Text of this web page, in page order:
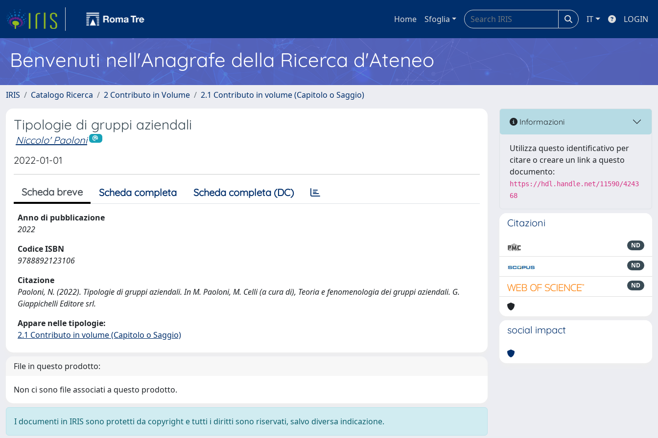
Home Sfoglia IT LOGIN
Benvenuti nell'Anagrafe della Ricerca d'Ateneo
IRIS Catalogo Ricerca 2 Contributo in Volume 2.1 Contributo in volume (Capitolo o Saggio)
Tipologie di gruppi aziendali
Niccolo' Paoloni
2022-01-01
Scheda breve Scheda completa Scheda completa (DC)
Anno di pubblicazione
2022
Codice ISBN
9788892123106
Citazione
Paoloni, N. (2022). Tipologie di gruppi aziendali. In M. Paoloni, M. Celli (a cura di), Teoria e fenomenologia dei gruppi aziendali. G.
Giappichelli Editore srl.
Appare nelle tipologie:
2.1 Contributo in volume (Capitolo o Saggio)
File in questo prodotto:
Non ci sono file associati a questo prodotto.
I documenti in IRIS sono protetti da copyright e tutti i diritti sono riservati, salvo diversa indicazione.
Informazioni
Utilizza questo identificativo per
citare o creare un link a questo
documento:
https://hdl.handle.net/11590/4243
68
Citazioni
ND
ND
ND
social impact